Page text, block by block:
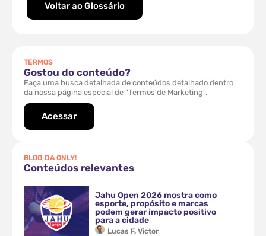
Voltar ao Glossário
TERMOS
Gostou do conteúdo?
Faça uma busca detalhada de conteúdos detalhado dentro
da nossa página especial de "Termos de Marketing".
Acessar
BLOG DA ONLY!
Conteúdos relevantes
Jahu Open 2026 mostra como
esporte, propósito e marcas
podem gerar impacto positivo
para a cidade
Lucas F. Victor